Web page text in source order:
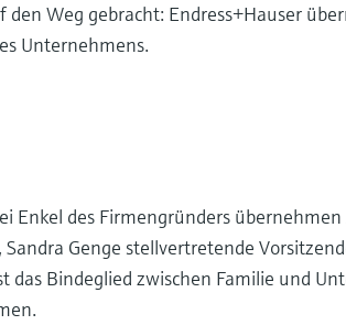
Weg gebracht: Endress+Hauser
Unternehmens.
Enkel des Firmengründers
Genge stellvertretende
das Bindeglied zwischen Familie und